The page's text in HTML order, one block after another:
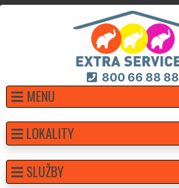
800 66 88 88
MENU
LOKALITY
SLUŽBY